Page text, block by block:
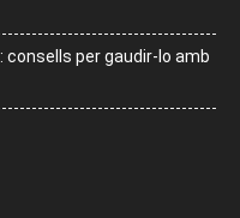
consells per gaudir-lo amb